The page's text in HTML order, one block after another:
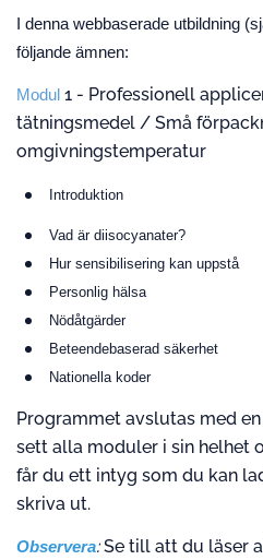
I denna webbaserade utbildning
följande ämnen:
Modul 1 - Professionell
tätningsmedel / Små
omgivningstemperatur
Introduktion
Vad är diisocyanater?
Hur sensibilisering kan uppstå
Personlig hälsa
Nödåtgärder
Beteendebaserad säkerhet
Nationella koder
Programmet avslutas med
sett alla moduler i sin helhet
får du ett intyg som du kan
skriva ut.
Observera:Se till att du läser